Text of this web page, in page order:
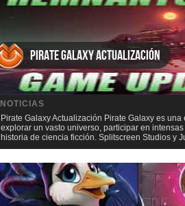
Pirate Galaxy Actualización
NOTICIAS
Pirate Galaxy Actualización Pirate Galaxy es
explorar un vasto universo, participar en
historia de ciencia ficción. Splitscreen Studios y